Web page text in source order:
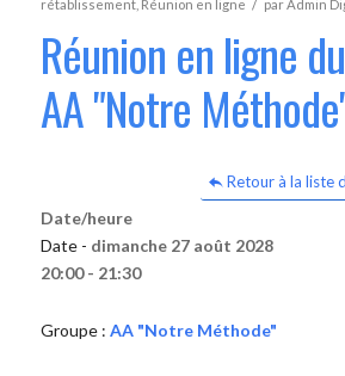
rétablissement, Réunion en ligne / parAdmin
Réunion en ligne
AA "Notre
Retour à la liste
Date/heure
Date - dimanche 27 août 2028
20:00 - 21:30
Groupe : AA "Notre Méthode"